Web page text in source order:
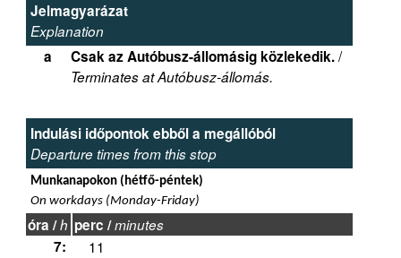
Jelmagyarázat
Explanation
a Csak az Autóbusz-állomásig közlekedik./
Terminates at Autóbusz-állomás.
Indulási időpontok ebből a megállóból
Departure times from this stop
Munkanapokon (hétfő-péntek)
On workdays (Monday-Friday)
óra /h perc /minutes
7:
11